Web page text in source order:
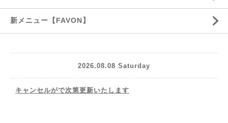
新メニュー【FAVON】
2026.08.08 Saturday
キャンセルがで次第更新いたします